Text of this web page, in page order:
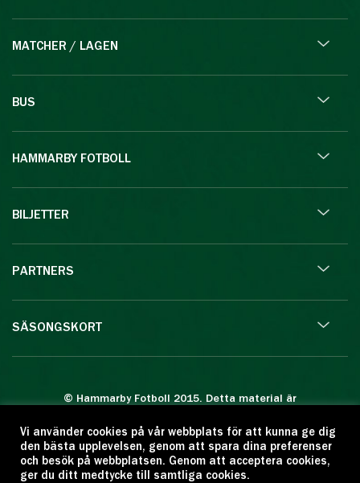
MATCHER / LAGEN
BUS
HAMMARBY FOTBOLL
BILJETTER
PARTNERS
SÄSONGSKORT
© Hammarby Fotboll 2015. Detta material är
Eftertryck eller annan kopiering är förbjuden.
Citera oss gärna men ange källan:
www.hammarbyfotboll.se. Ansvarig utgivare:
Vi använder cookies på vår webbplats för att kunna ge dig
den bästa upplevelsen, genom att spara dina preferenser
och besök på webbplatsen. Genom att acceptera cookies,
ger du ditt medtycke till samtliga cookies.